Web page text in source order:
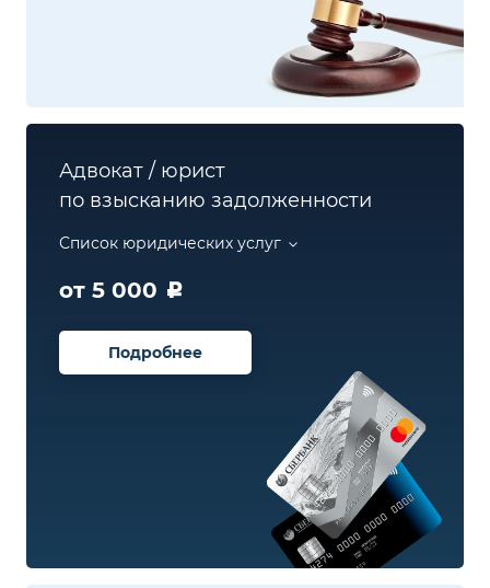
Адвокат / юрист
по взысканию задолженности
Список юридических услуг
от 5 000
Подробнее